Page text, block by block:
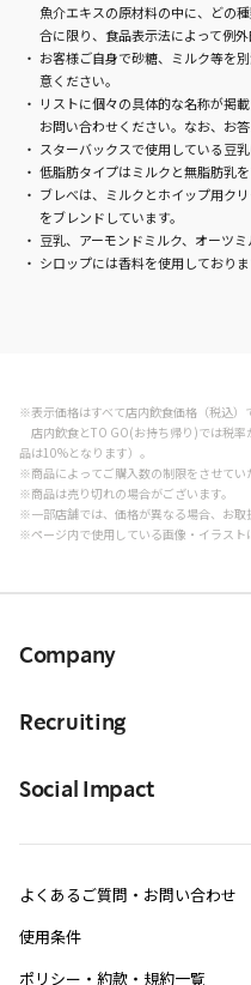
魚介エキスの原材料の中に、どの
合に限り、食品表示法によって例
お客様ご自身で砂糖、ミルク等を
意ください。
リストに個々の具体的な名称が掲
お問い合わせください。なお、お
スターバックスで使用している豆
低脂肪タイプはミルクと無脂肪乳を
ブレべは、ミルクとホイップ用ク
をブレンドしています。
豆乳、アーモンドミルク、オーツ
シロップには香料を使用しておりま
※表示価格はすべて店内飲食価格（税込）
店内飲食とTO GO(お持ち帰り)では税率
品は10%となります）。
※商品によってご購入数の制限をさせてい
※商品は売り切れの場合がございます。
※一部店舗では、価格が異なる場合、お取
※ページ内で使用している画像・イラスト
Company
Recruiting
Social Impact
よくあるご質問・お問い合わせ
使用条件
ポリシー・約款・規約一覧